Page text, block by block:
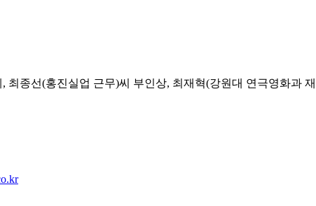
종선(홍진실업 근무)씨 부인상, 최재혁(강원대 연극영화과